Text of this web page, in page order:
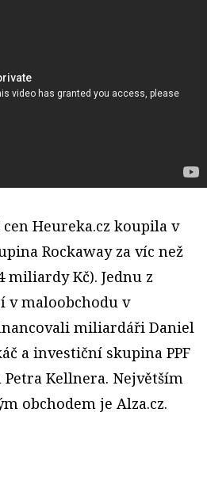
Heureka.cz koupila v
Rockaway za víc než
miliardy Kč). Jednu z
v maloobchodu v
miliardáři Daniel
a investiční skupina PPF
Petra Kellnera. Největším
obchodem je Alza.cz.